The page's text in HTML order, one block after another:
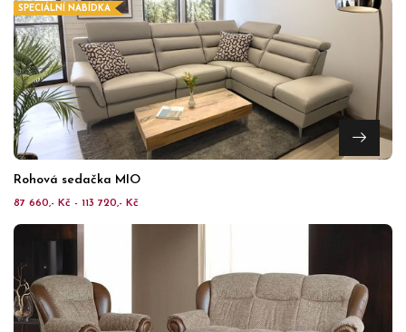
SPECIÁLNÍ NABÍDKA
Rohová sedačka MIO
87 660,- Kč - 113 720,- Kč